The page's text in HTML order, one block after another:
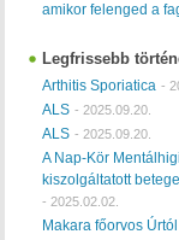
amikor felenged a
Legfrissebb
Arthitis Sporiatica -
ALS - 2025.09.20.
ALS - 2025.09.20.
A Nap-Kör
kiszolgáltatott
- 2025.02.02.
Makara főorvos